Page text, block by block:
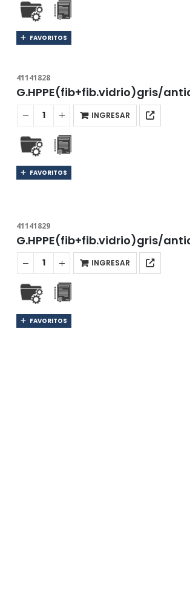
FAVORITOS
41141828
G.HPPE(fib+fib.vidrio)gris/
INGRESAR
FAVORITOS
41141829
G.HPPE(fib+fib.vidrio)gris/
INGRESAR
FAVORITOS